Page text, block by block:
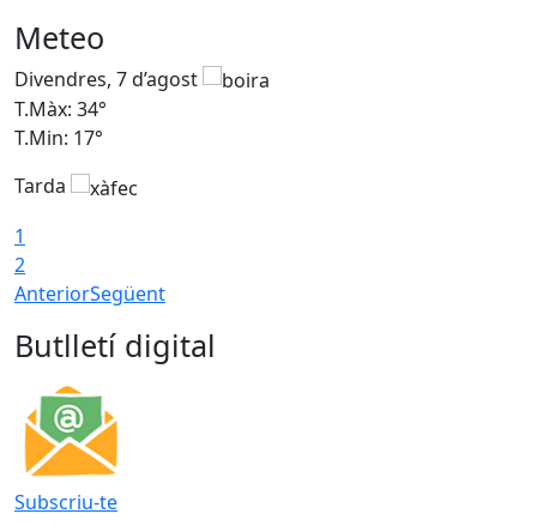
Meteo
Divendres, 7 d’agost
T.Màx: 34°
T.Min: 17°
Tarda
1
2
AnteriorSegüent
Butlletí digital
Subscriu-te